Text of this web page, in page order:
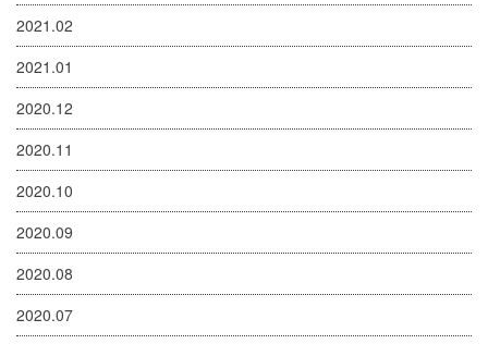
2021.02
2021.01
2020.12
2020.11
2020.10
2020.09
2020.08
2020.07